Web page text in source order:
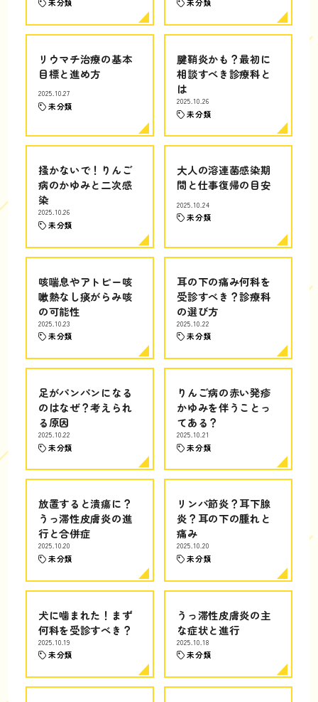
未分類 未分類
リウマチ治療の基本
目標と進め方
2025.10.27
未分類
腱鞘炎かも？最初に
相談すべき診療科と
は
2025.10.26
未分類
掻かないで！りんご
病のかゆみと二次感
染
2025.10.26
未分類
大人の溶連菌感染期
間と仕事復帰の目安
2025.10.24
未分類
咳喘息やアトピー咳
嗽熱なし痰がらみ咳
の可能性
2025.10.23
未分類
耳の下の痛み何科を
受診すべき？診療科
の選び方
2025.10.22
未分類
足がパンパンになる
のはなぜ？考えられ
る原因
2025.10.22
未分類
りんご病の赤い発疹
かゆみを伴うことっ
てある？
2025.10.21
未分類
放置すると潰瘍に？
うっ滞性皮膚炎の進
行と合併症
2025.10.20
未分類
リンパ節炎？耳下腺
炎？耳の下の腫れと
痛み
2025.10.20
未分類
犬に噛まれた！まず
何科を受診すべき？
2025.10.19
未分類
うっ滞性皮膚炎の主
な症状と進行
2025.10.18
未分類